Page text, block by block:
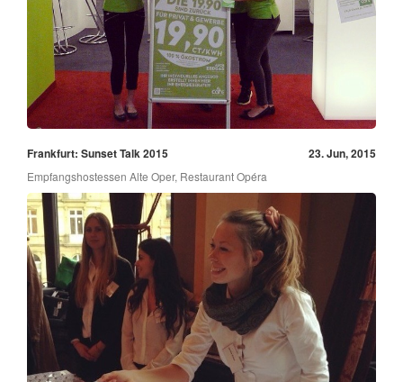
Frankfurt: Sunset Talk 2015 23. Jun, 2015
Empfangshostessen Alte Oper, Restaurant Opéra